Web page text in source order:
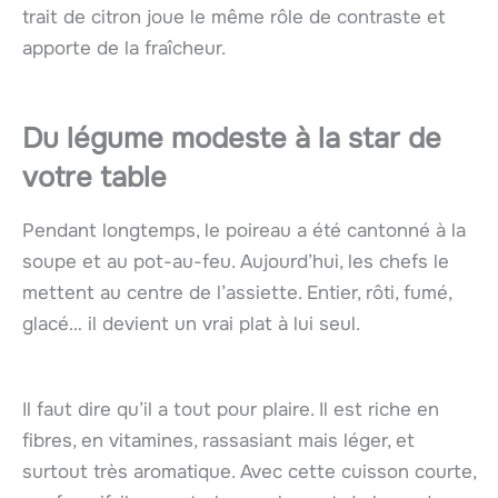
trait de citron joue le même rôle de contraste et
apporte de la fraîcheur.
Du légume modeste à la star de
votre table
Pendant longtemps, le poireau a été cantonné à la
soupe et au pot-au-feu. Aujourd’hui, les chefs le
mettent au centre de l’assiette. Entier, rôti, fumé,
glacé… il devient un vrai plat à lui seul.
Il faut dire qu’il a tout pour plaire. Il est riche en
fibres, en vitamines, rassasiant mais léger, et
surtout très aromatique. Avec cette cuisson courte,